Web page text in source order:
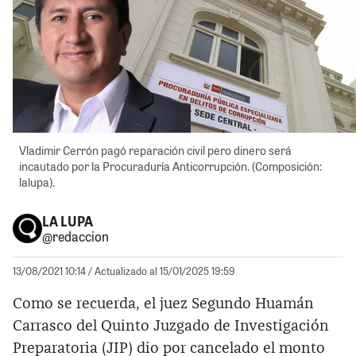
Vladimir Cerrón pagó reparación civil pero dinero será
incautado por la Procuraduría Anticorrupción. (Composición:
lalupa).
LA LUPA
@redaccion
13/08/2021 10:14/ Actualizado al 15/01/2025 19:59
Como se recuerda, el juez Segundo Huamán
Carrasco del Quinto Juzgado de Investigación
Preparatoria (JIP) dio por cancelado el monto